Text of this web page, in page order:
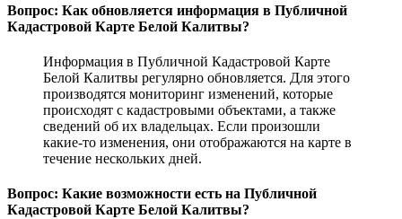
Вопрос: Как обновляется информация в Публичной
Кадастровой Карте Белой Калитвы?
Информация в Публичной Кадастровой Карте
Белой Калитвы регулярно обновляется. Для этого
производятся мониторинг изменений, которые
происходят с кадастровыми объектами, а также
сведений об их владельцах. Если произошли
какие-то изменения, они отображаются на карте в
течение нескольких дней.
Вопрос: Какие возможности есть на Публичной
Кадастровой Карте Белой Калитвы?